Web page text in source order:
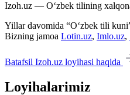
Izoh.uz — O‘zbek tilining
Yillar davomida “O‘zbek tili
Bizning jamoa Lotin.uz, Imlo.uz,
Batafsil Izoh.uz loyihasi haqida
Loyihalarimiz